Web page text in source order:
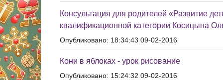
Консультация для родителей «Развитие
квалификационной категории Косицына
Опубликовано: 18:34:43 09-02-2016
Кони в яблоках - урок рисование
Опубликовано: 15:24:32 09-02-2016